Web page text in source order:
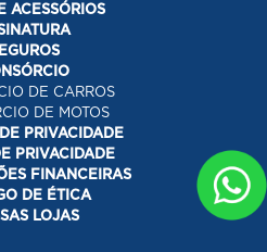
ACESSÓRIOS
DE CARROS
DE MOTOS
PRIVACIDADE
PRIVACIDADE
FINANCEIRAS
DE ÉTICA
LOJAS